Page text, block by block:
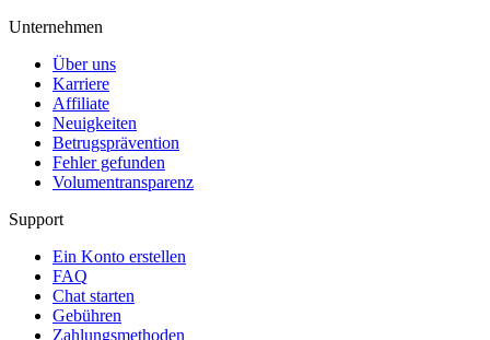
Unternehmen
Über uns
Karriere
Affiliate
Neuigkeiten
Betrugsprävention
Fehler gefunden
Volumentransparenz
Support
Ein Konto erstellen
FAQ
Chat starten
Gebühren
Zahlungsmethoden